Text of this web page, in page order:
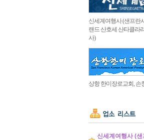
신세계여행사 (샌프란
랜드 산호세 산타클라
사)
상항 한미장로교회, 손
신세계여행사 (